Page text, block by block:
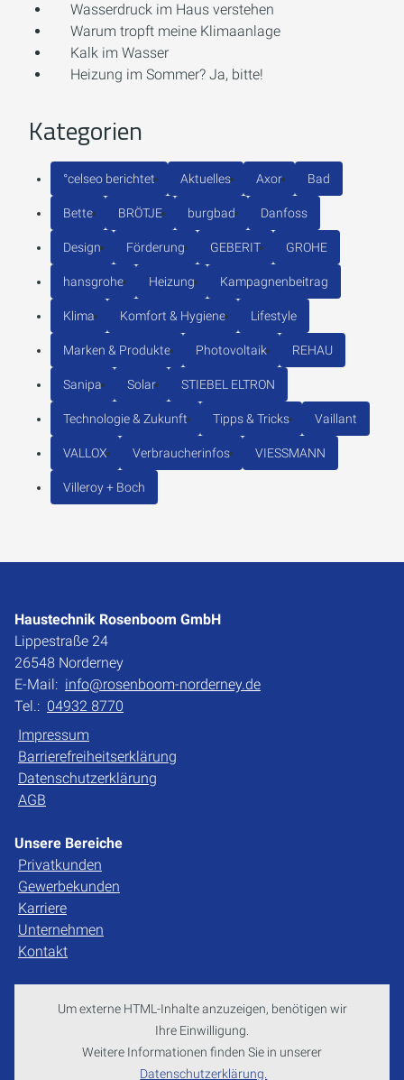
Wasserdruck im Haus verstehen
Warum tropft meine Klimaanlage
Kalk im Wasser
Heizung im Sommer? Ja, bitte!
Kategorien
°celseo berichtet Aktuelles Axor Bad
Bette BRÖTJE burgbad Danfoss
Design Förderung GEBERIT GROHE
hansgrohe Heizung Kampagnenbeitrag
Klima Komfort & Hygiene Lifestyle
Marken & Produkte Photovoltaik REHAU
Sanipa Solar STIEBEL ELTRON
Technologie & Zukunft Tipps & Tricks Vaillant
VALLOX Verbraucherinfos VIESSMANN
Villeroy + Boch
Haustechnik Rosenboom GmbH
Lippestraße 24
26548 Norderney
E-Mail: info@rosenboom-norderney.de
Tel.: 04932 8770
Impressum
Barrierefreiheitserklärung
Datenschutzerklärung
AGB
Unsere Bereiche
Privatkunden
Gewerbekunden
Karriere
Unternehmen
Kontakt
Um externe HTML-Inhalte anzuzeigen, benötigen wir
Ihre Einwilligung.
Weitere Informationen finden Sie in unserer
Datenschutzerklärung.